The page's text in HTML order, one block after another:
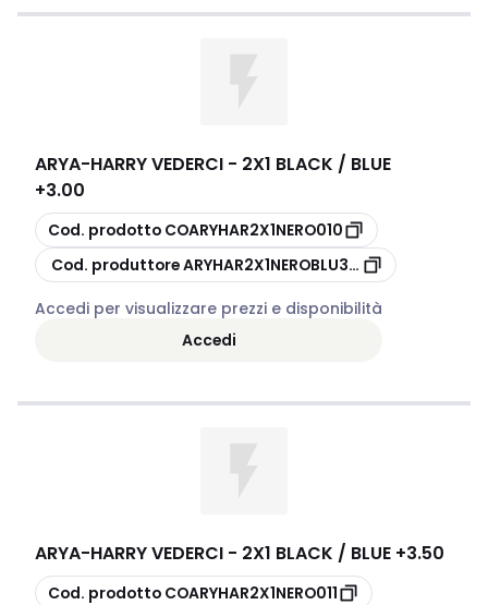
ARYA-HARRY VEDERCI - 2X1 BLACK / BLUE
+3.00
copia
Cod. prodotto COARYHAR2X1NERO010
copia
Cod. produttoreARYHAR2X1NEROBLU300
Accedi per visualizzare prezzi e disponibilità
Accedi
ARYA-HARRY VEDERCI - 2X1 BLACK / BLUE +3.50
copia
Cod. prodotto COARYHAR2X1NERO011